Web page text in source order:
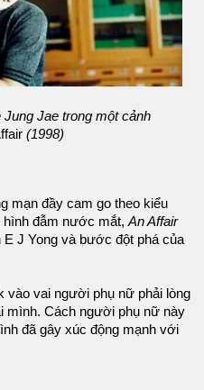
Jae trong một cảnh
(1998)
mạn đầy cam go theo kiểu
hình đẫm nước mắt, An Affair
J Yong và bước đột phá của
vào vai người phụ nữ phải lòng
mình. Cách người phụ nữ này
đã gây xúc động mạnh với